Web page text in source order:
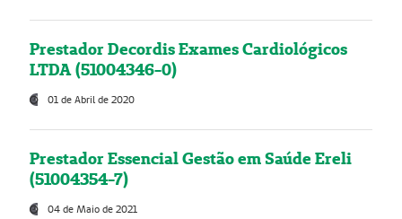
Prestador Decordis Exames Cardiológicos
LTDA (51004346-0)
01 de Abril de 2020
Prestador Essencial Gestão em Saúde Ereli
(51004354-7)
04 de Maio de 2021